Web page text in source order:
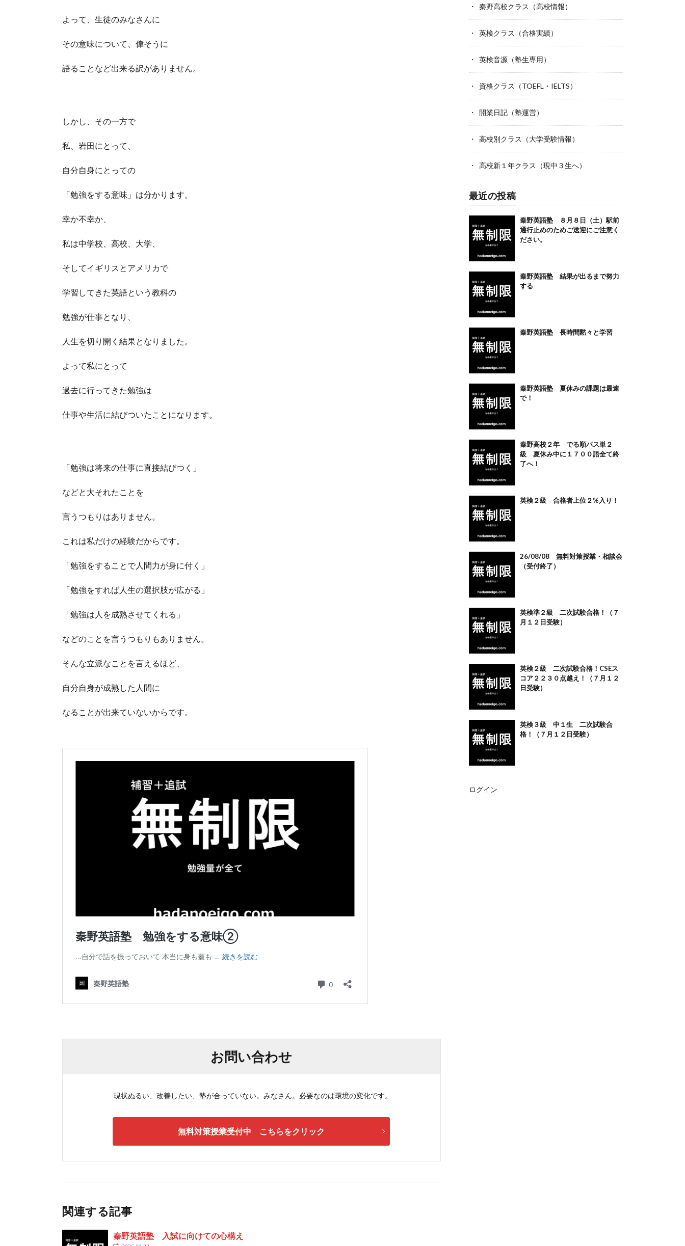
よって、生徒のみなさんに
その意味について、偉そうに
語ることなど出来る訳がありません。
しかし、その一方で
私、岩田にとって、
自分自身にとっての
「勉強をする意味」は分かります。
幸か不幸か、
私は中学校、高校、大学、
そしてイギリスとアメリカで
学習してきた英語という教科の
勉強が仕事となり、
人生を切り開く結果となりました。
よって私にとって
過去に行ってきた勉強は
仕事や生活に結びついたことになります。
「勉強は将来の仕事に直接結びつく」
などと大それたことを
言うつもりはありません。
これは私だけの経験だからです。
「勉強をすることで人間力が身に付く」
「勉強をすれば人生の選択肢が広がる」
「勉強は人を成熟させてくれる」
などのことを言うつもりもありません。
そんな立派なことを言えるほど、
自分自身が成熟した人間に
なることが出来ていないからです。
お問い合わせ
現状ぬるい、改善したい、塾が合っていない。みなさん。必要なのは環境の変化です。
無料対策授業受付中 こちらをクリック
関連する記事
秦野英語塾 入試に向けての心構え
秦野高校クラス（高校情報）
英検クラス（合格実績）
英検音源（塾生専用）
資格クラス（TOEFL・IELTS）
開業日記（塾運営）
高校別クラス（大学受験情報）
高校新１年クラス（現中３生へ）
最近の投稿
秦野英語塾 ８月８日（土）駅前
通行止めのためご送迎にご注意く
ださい。
秦野英語塾 結果が出るまで努力
する
秦野英語塾 長時間黙々と学習
秦野英語塾 夏休みの課題は最速
で！
秦野高校２年 でる順パス単２
級 夏休み中に１７００語全て終
了へ！
英検２級 合格者上位２%入り！
26/08/08 無料対策授業・相談会
（受付終了）
英検準２級 二次試験合格！（７
月１２日受験）
英検２級 二次試験合格！CSEス
コア２２３０点越え！（７月１２
日受験）
英検３級 中１生 二次試験合
格！（７月１２日受験）
ログイン